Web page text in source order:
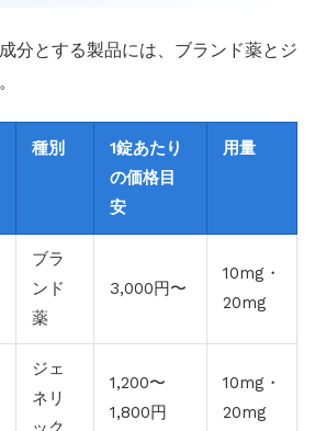
分とする製品には、ブランド薬とジ
種別
1錠あたり
の価格目
安
用量
ブラ
ンド
薬
3,000円〜
10mg・
20mg
ジェ
ネリ
1,200〜
1,800円
10mg・
20mg